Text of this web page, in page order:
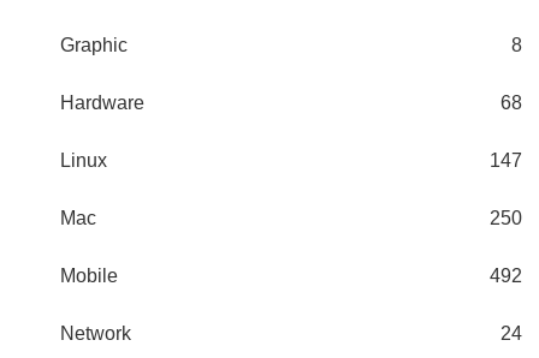
Graphic 8
Hardware 68
Linux 147
Mac 250
Mobile 492
Network 24